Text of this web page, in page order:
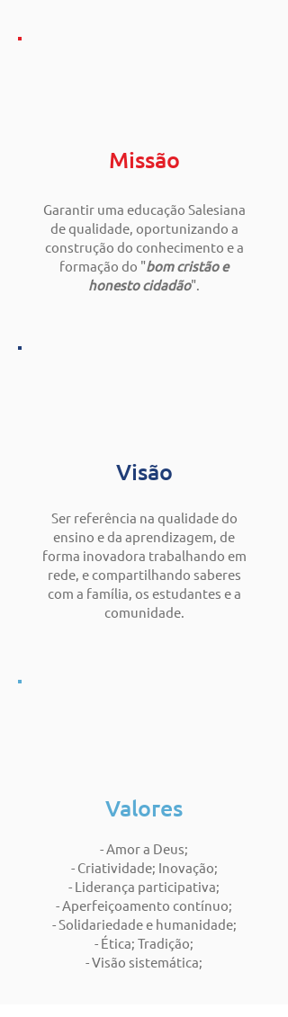
Missão
Garantir uma educação Salesiana
de qualidade, oportunizando a
construção do conhecimento e a
formação do "bom cristão e
honesto cidadão".
Visão
Ser referência na qualidade do
ensino e da aprendizagem, de
forma inovadora trabalhando em
rede, e compartilhando saberes
com a família, os estudantes e a
comunidade.
Valores
- Amor a Deus;
- Criatividade; Inovação;
- Liderança participativa;
- Aperfeiçoamento contínuo;
- Solidariedade e humanidade;
- Ética; Tradição;
- Visão sistemática;